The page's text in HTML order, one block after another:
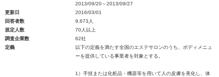
2013/09/20～2013/09/27
更新日
2016/03/01
回答者数
9,673人
規定人数
70人以上
調査企業数
62社
定義
以下の定義を満たす全国のエステサロンのうち、ボディメニュ
ーを提供している事業者を対象とする。
1）手技または化粧品・機器等を用いて人の皮膚を美化し、体